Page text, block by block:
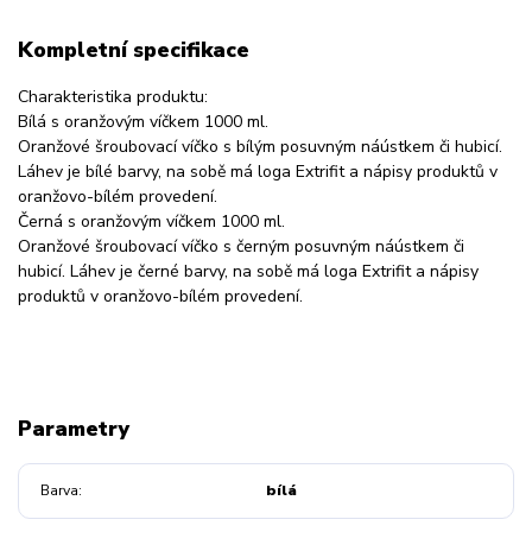
Kompletní specifikace
Charakteristika produktu:
Bílá s oranžovým víčkem 1000 ml.
Oranžové šroubovací víčko s bílým posuvným náústkem či hubicí.
Láhev je bílé barvy, na sobě má loga Extrifit a nápisy produktů v
oranžovo-bílém provedení.
Černá s oranžovým víčkem 1000 ml.
Oranžové šroubovací víčko s černým posuvným náústkem či
hubicí. Láhev je černé barvy, na sobě má loga Extrifit a nápisy
produktů v oranžovo-bílém provedení.
Parametry
Barva bílá